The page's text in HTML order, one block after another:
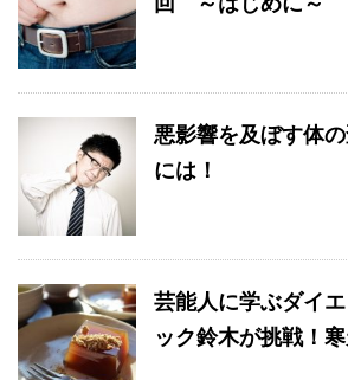
悪影響を及ぼす体
には！
芸能人に学ぶダイ
ック鈴木が挑戦！